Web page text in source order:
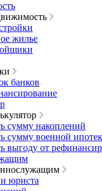
жилье
банков
сумму накоплений
сумму военной
выгоду от
юриста